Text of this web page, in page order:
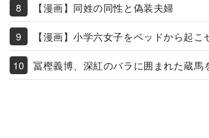
【漫画】同姓の同性と偽装夫婦
【漫画】小学六女子をベッドから起こ
冨樫義博、深紅のバラに囲まれた蔵馬